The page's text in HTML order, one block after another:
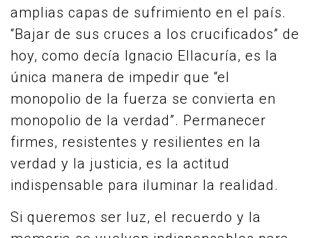
amplias capas de sufrimiento en el país.
“Bajar de sus cruces a los crucificados” de
hoy, como decía Ignacio Ellacuría, es la
única manera de impedir que “el
monopolio de la fuerza se convierta en
monopolio de la verdad”. Permanecer
firmes, resistentes y resilientes en la
verdad y la justicia, es la actitud
indispensable para iluminar la realidad.
Si queremos ser luz, el recuerdo y la